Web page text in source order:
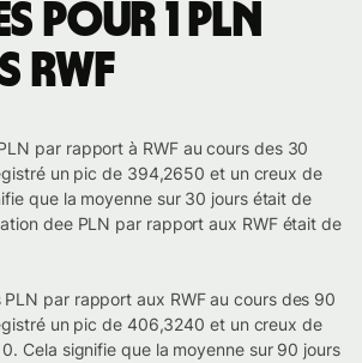
pour 1 PLN
RWF
par rapport à RWF au cours des 30
un pic de 394,2650 et un creux de
que la moyenne sur 30 jours était de
dee PLN par rapport aux RWF était de
par rapport aux RWF au cours des 90
un pic de 406,3240 et un creux de
Cela signifie que la moyenne sur 90 jours